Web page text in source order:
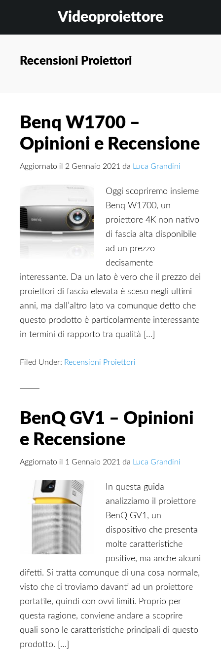
main
primary
footer
Videoproiettore
Recensioni Proiettori
Benq W1700 –
Opinioni e Recensione
Aggiornato il 2 Gennaio 2021 da Luca Grandini
Oggi scopriremo insieme
Benq W1700, un
proiettore 4K non nativo
di fascia alta disponibile
ad un prezzo
decisamente
interessante. Da un lato è vero che il prezzo dei
proiettori di fascia elevata è sceso negli ultimi
anni, ma dall’altro lato va comunque detto che
questo prodotto è particolarmente interessante
in termini di rapporto tra qualità […]
Filed Under: Recensioni Proiettori
BenQ GV1 – Opinioni
e Recensione
Aggiornato il 1 Gennaio 2021 da Luca Grandini
In questa guida
analizziamo il proiettore
BenQ GV1, un
dispositivo che presenta
molte caratteristiche
positive, ma anche alcuni
difetti. Si tratta comunque di una cosa normale,
visto che ci troviamo davanti ad un proiettore
portatile, quindi con ovvi limiti. Proprio per
questa ragione, conviene andare a scoprire
quali sono le caratteristiche principali di questo
prodotto. […]